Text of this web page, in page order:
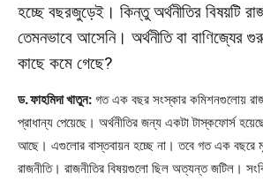
হচ্ছে বছরজুড়েই। কিন্তু অর্থনীতির বিষয়টি
তেমনভাবে আসেনি। অর্থনীতি বা বাণিজ্যের
কাছে কমে গেছে?
ড. ফাহমিদা খাতুন: গত এক বছর সংস্কার কমিশনগুলোয়
প্রাধান্য পেয়েছে। অর্থনীতির জন্য একটা টাস্কফোর্স
আছে। এগুলোর বাস্তবায়ন হচ্ছে না। তবে গত এক বছরে মূল
রাজনীতি। রাজনীতির বিষয়গুলো ছিল অত্যন্ত জটিল।